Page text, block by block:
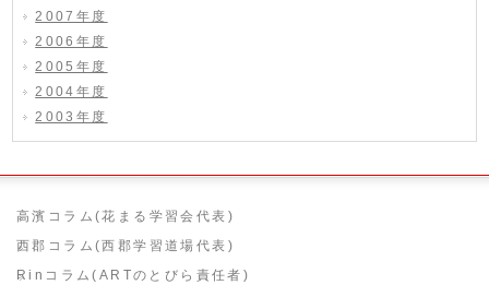
2007年度
2006年度
2005年度
2004年度
2003年度
高濱コラム(花まる学習会代表)
西郡コラム(西郡学習道場代表)
Rinコラム(ARTのとびら責任者)